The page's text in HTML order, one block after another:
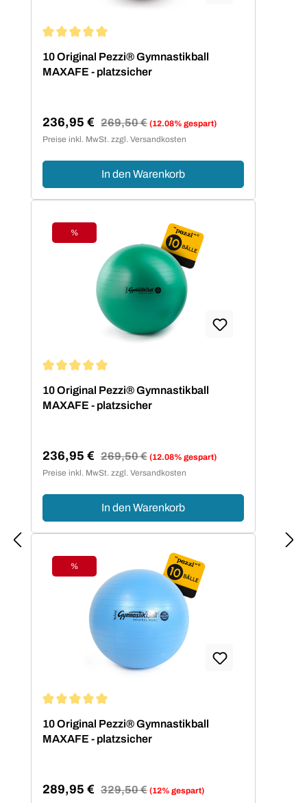
10 Original Pezzi® Gymnastikball
MAXAFE - platzsicher
Verkaufspreis:
236,95 € Regulärer Preis:
269,50 € (12.08% gespart)
Preise inkl. MwSt. zzgl. Versandkosten
In den Warenkorb
Rabatt
%
10 Original Pezzi® Gymnastikball
MAXAFE - platzsicher
Verkaufspreis:
236,95 € Regulärer Preis:
269,50 € (12.08% gespart)
Preise inkl. MwSt. zzgl. Versandkosten
In den Warenkorb
Rabatt
%
10 Original Pezzi® Gymnastikball
MAXAFE - platzsicher
Verkaufspreis:
289,95 € Regulärer Preis:
329,50 € (12% gespart)